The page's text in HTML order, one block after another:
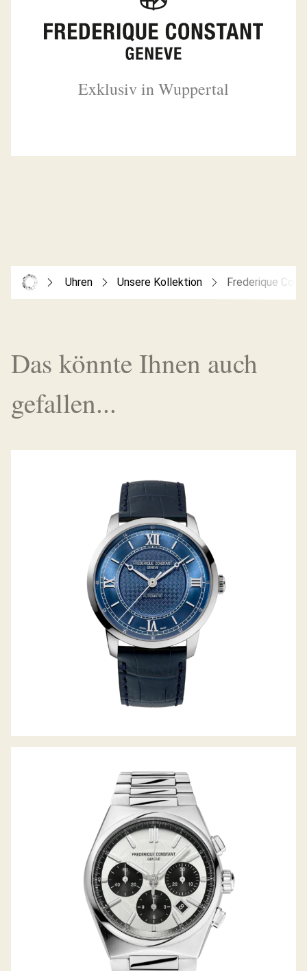
Exklusiv in Wuppertal
Uhren Unsere Kollektion Frederique
Das könnte Ihnen auch
gefallen...
CLASSICS PREMIERE AUTOMATIC
HIGHLIFE CHRONOGRAPH AUTOMATIC